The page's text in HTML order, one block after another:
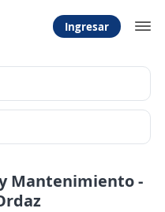
Ingresar
Mantenimiento -